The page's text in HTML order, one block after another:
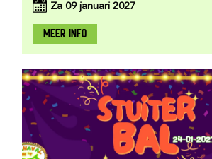
Za 09 januari 2027
MEER INFO